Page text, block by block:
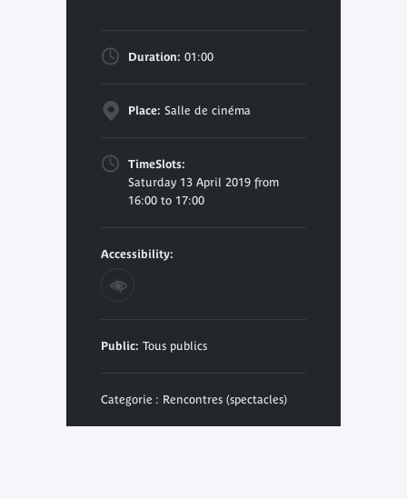
Duration: 01:00
Place: Salle de cinéma
TimeSlots:
Saturday 13 April 2019 from
16:00 to 17:00
Accessibility:
Public: Tous publics
Categorie : Rencontres (spectacles)